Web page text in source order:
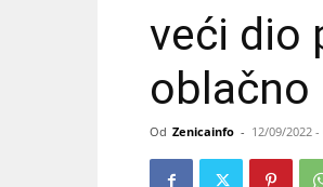
veći dio
oblačno
Od Zenicainfo - 12/09/2022 -